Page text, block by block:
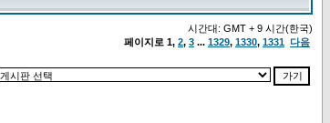
시간대: GMT + 9 시간(한국)
페이지로 1, 2, 3 ... 1329, 1330, 1331 다음